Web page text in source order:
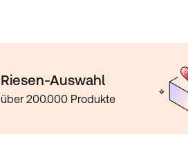
Riesen-Auswahl
über 200.000 Produkte